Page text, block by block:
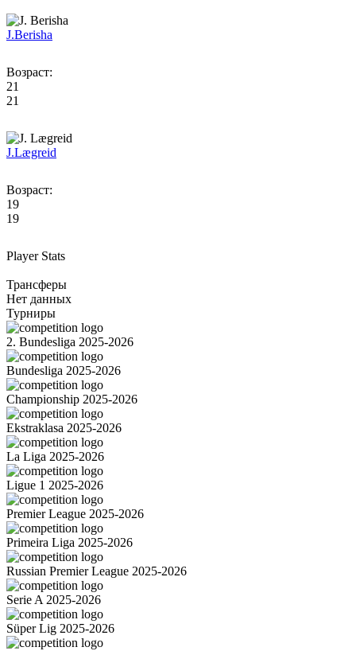
J.Berisha
Возраст:
21
21
J.Lægreid
Возраст:
19
19
Player Stats
Трансферы
Нет данных
Турниры
2. Bundesliga 2025-2026
Bundesliga 2025-2026
Championship 2025-2026
Ekstraklasa 2025-2026
La Liga 2025-2026
Ligue 1 2025-2026
Premier League 2025-2026
Primeira Liga 2025-2026
Russian Premier League 2025-2026
Serie A 2025-2026
Süper Lig 2025-2026